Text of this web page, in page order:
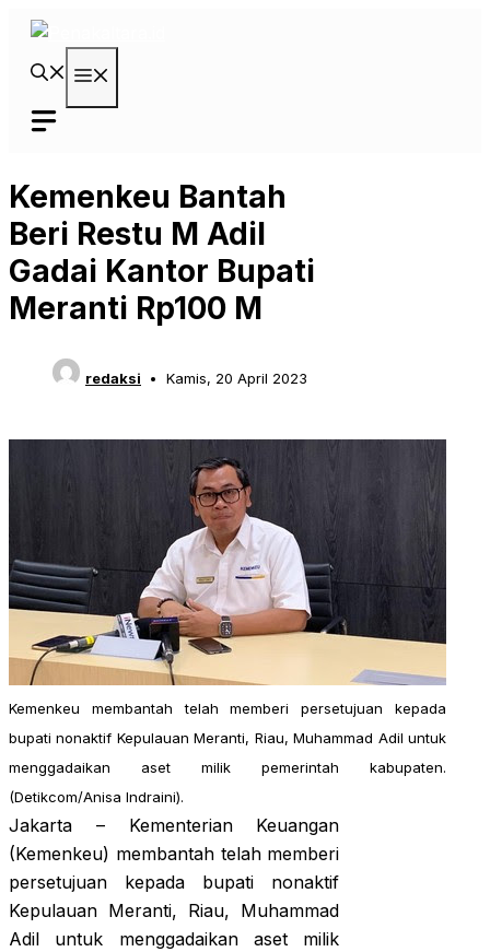
Langsung
Kemenkeu Bantah
Beri Restu M Adil
Gadai Kantor Bupati
Meranti Rp100 M
redaksi Kamis, 20 April 2023
Kemenkeu membantah telah memberi persetujuan kepada
bupati nonaktif Kepulauan Meranti, Riau, Muhammad Adil untuk
menggadaikan aset milik pemerintah kabupaten.
(Detikcom/Anisa Indraini).
Jakarta – Kementerian Keuangan
(Kemenkeu) membantah telah memberi
persetujuan kepada bupati nonaktif
Kepulauan Meranti, Riau, Muhammad
Adil untuk menggadaikan aset milik